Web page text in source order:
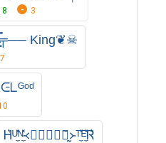
3
King❦☠︎
Ꮋ͛ᵁ̼̽ᴺ̼̽᚜ᚸ⃝⃘⃟⃠̰̃᚛ᵀ̼̽ᴱ̼̽Ꮢ͛